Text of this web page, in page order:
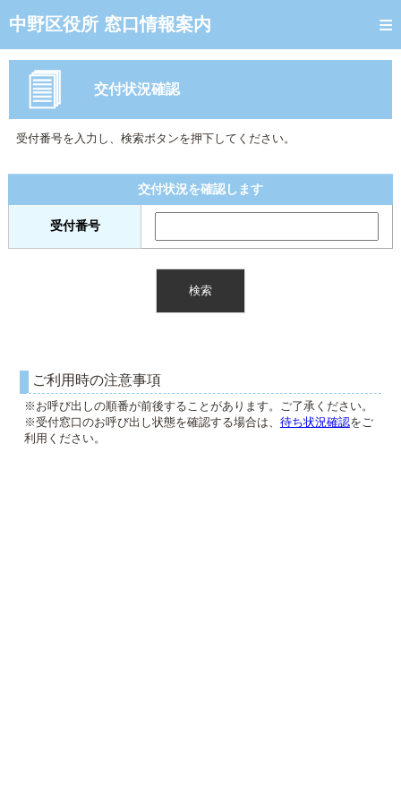
中野区役所 窓口情報案内
トップページ
窓口混雑状況
待ち状況確認
混雑予想カレンダー
交付状況確認
受付番号を入力し、検索ボタンを押下してください。
交付状況を確認します
受付番号
ご利用時の注意事項
※お呼び出しの順番が前後することがあります。ご了承ください。
※受付窓口のお呼び出し状態を確認する場合は、 待ち状況確認をご
利用ください。